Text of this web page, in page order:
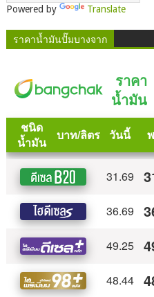
Powered by Translate
ราคาน้ำมันปั๊มบางจาก